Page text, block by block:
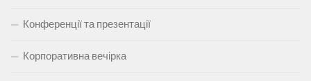
Конференції та презентації
Корпоративна вечірка